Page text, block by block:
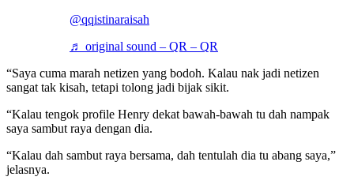
@qqistinaraisah
♬ original sound – QR – QR
“Saya cuma marah netizen yang bodoh. Kalau nak jadi netizen
sangat tak kisah, tetapi tolong jadi bijak sikit.
“Kalau tengok profile Henry dekat bawah-bawah tu dah nampak
saya sambut raya dengan dia.
“Kalau dah sambut raya bersama, dah tentulah dia tu abang saya,”
jelasnya.